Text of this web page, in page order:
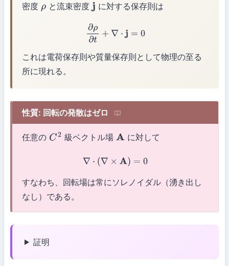
密度 ρ と流束密度 j に対する保存則は
∂ ρ∂ t+∇ =
これは電荷保存則や質量保存則として物理の至る
所に現れる。
性質: 回転の発散はゼロ
任意の C2 級ベクトル場 A に対して
∇⋅(∇ × A)=0
すなわち、回転場は常にソレノイダル（湧き出し
なし）である。
証明